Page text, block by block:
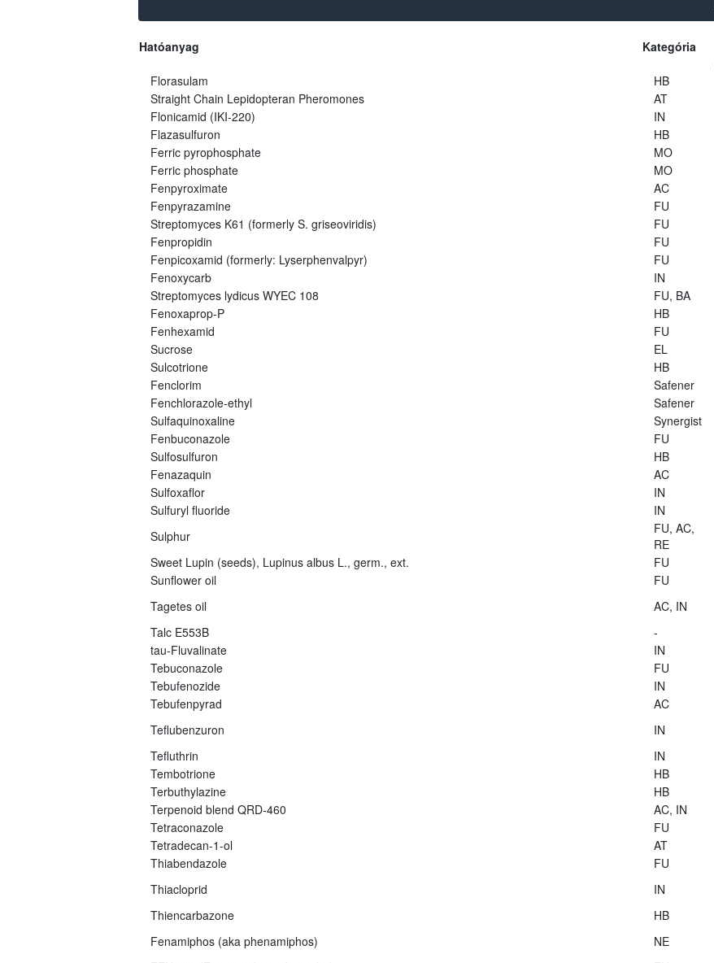
Hatóanyag Kategória
Florasulam HB
Straight Chain Lepidopteran Pheromones
AT
Flonicamid (IKI-220)
IN
Flazasulfuron
HB
Ferric pyrophosphate
MO
Ferric phosphate
MO
Fenpyroximate
AC
Fenpyrazamine
FU
Streptomyces K61 (formerly S. griseoviridis)
FU
Fenpropidin
FU
Fenpicoxamid (formerly: Lyserphenvalpyr)
FU
Fenoxycarb
IN
Streptomyces lydicus WYEC 108
FU, BA
Fenoxaprop-P
HB
Fenhexamid
FU
Sucrose
EL
Sulcotrione
HB
Fenclorim
Safener
Fenchlorazole-ethyl
Safener
Sulfaquinoxaline
Synergist
Fenbuconazole
FU
Sulfosulfuron
HB
Fenazaquin
AC
Sulfoxaflor
IN
Sulfuryl fluoride
IN
Sulphur
FU, AC,
RE
Sweet Lupin (seeds), Lupinus albus L., germ., ext.
FU
Sunflower oil
FU
Tagetes oil
AC, IN
Talc E553B
-
tau-Fluvalinate
IN
Tebuconazole
FU
Tebufenozide
IN
Tebufenpyrad
AC
Teflubenzuron
IN
Tefluthrin
IN
Tembotrione
HB
Terbuthylazine
HB
Terpenoid blend QRD-460
AC, IN
Tetraconazole
FU
Tetradecan-1-ol
AT
Thiabendazole
FU
Thiacloprid
IN
Thiencarbazone
HB
Fenamiphos (aka phenamiphos)
NE